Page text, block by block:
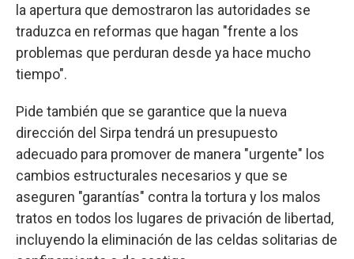
la apertura que demostraron las autoridades se
traduzca en reformas que hagan "frente a los
problemas que perduran desde ya hace mucho
tiempo".
Pide también que se garantice que la nueva
dirección del Sirpa tendrá un presupuesto
adecuado para promover de manera "urgente" los
cambios estructurales necesarios y que se
aseguren "garantías" contra la tortura y los malos
tratos en todos los lugares de privación de libertad,
incluyendo la eliminación de las celdas solitarias de